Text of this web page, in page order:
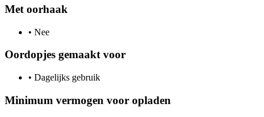
Met oorhaak
• Nee
Oordopjes gemaakt voor
• Dagelijks gebruik
Minimum vermogen voor opladen